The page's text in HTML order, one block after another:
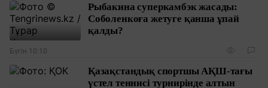
Рыбакина суперкамбэк жасады:
Соболенкоға жетуге қанша ұпай
қалды?
Бүгін 10:10
Қазақстандық спортшы АҚШ-тағы
үстел теннисі турнирінде алтын